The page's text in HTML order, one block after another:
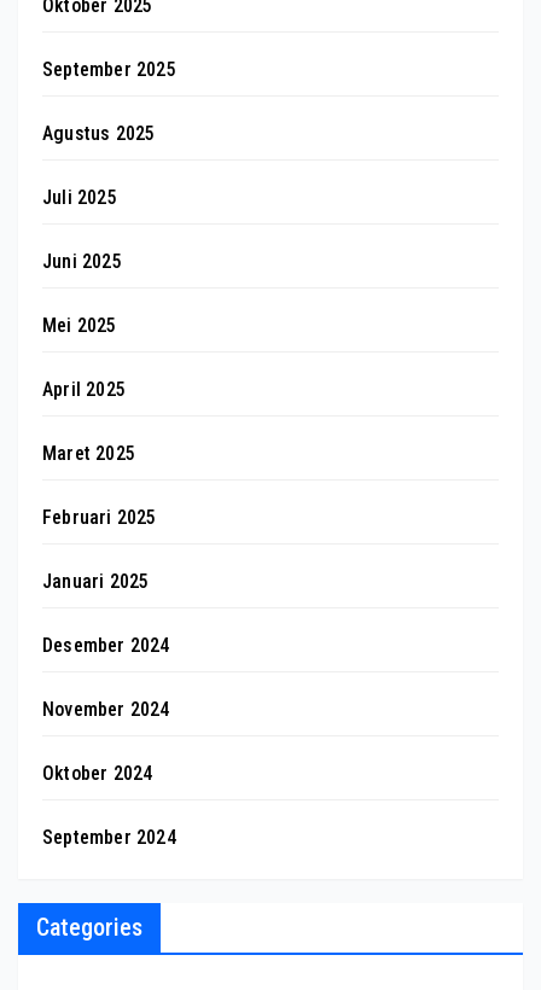
Oktober 2025
September 2025
Agustus 2025
Juli 2025
Juni 2025
Mei 2025
April 2025
Maret 2025
Februari 2025
Januari 2025
Desember 2024
November 2024
Oktober 2024
September 2024
Categories